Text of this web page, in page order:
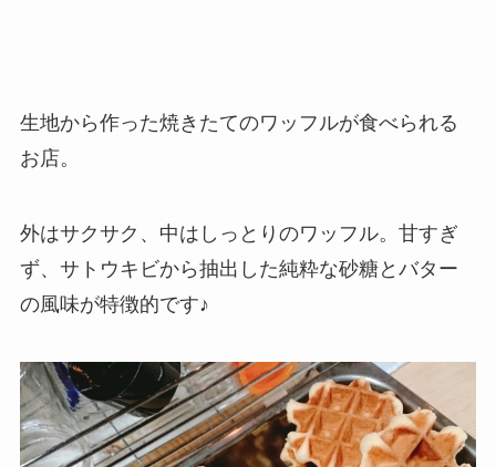
生地から作った焼きたてのワッフルが食べられる
お店。
外はサクサク、中はしっとりのワッフル。甘すぎ
ず、サトウキビから抽出した純粋な砂糖とバター
の風味が特徴的です♪